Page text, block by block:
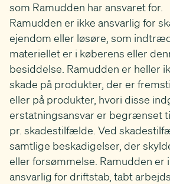
som Ramudden har ansvaret for.
Ramudden er ikke ansvarlig for
ejendom eller løsøre, som
materiellet er i køberens eller
besiddelse. Ramudden er heller
skade på produkter, der er
eller på produkter, hvori disse
erstatningsansvar er begrænset
pr. skadestilfælde. Ved
samtlige beskadigelser, der
eller forsømmelse. Ramudden
ansvarlig for driftstab, tabt